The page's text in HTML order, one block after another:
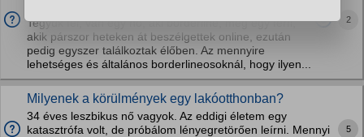
Tegyük fel, van egy nő, aki borderline, meg egy férfi,
akik párszor heteken át beszélgettek online, ezután
pedig egyszer találkoztak élőben. Az mennyire
lehetséges és általános borderlineosoknál, hogy ilyen...
2
Milyenek a körülmények egy lakóotthonban?
34 éves leszbikus nő vagyok. Az eddigi életem egy
katasztrófa volt, de próbálom lényegretörően leírni. Mennyi
5